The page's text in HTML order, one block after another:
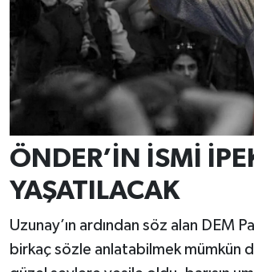
ÖNDER’İN İSMİ
YAŞATILACAK
Uzunay’ın ardından söz alan DEM
birkaç sözle anlatabilmek mümkün